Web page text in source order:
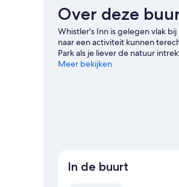
Over deze
Whistler's Inn is gelegen vlak
naar een activiteit kunnen
Park als je liever de natuur
om te gaan schaatsen of
Meer bekijken
In de buurt